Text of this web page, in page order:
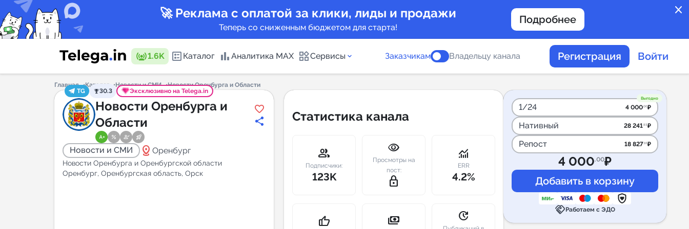
close
🚀 Реклама с оплатой за клики, лиды и продажи
Теперь со сниженным бюджетом для старта!
Подробнее
1.6K Каталог Аналитика MAX Сервисы
Каталог каналов
Горящие предложения
Индекс читаемости каналов в
Telegram
New
сопровождение
Заказчикам Владельцу канала Регистрация Войти
Главная Каталог Новости и СМИ
Новости Оренбурга и Области
TG
30.3 Эксклюзивно на Telega.in
Новости Оренбурга и
Области
Новости и СМИ distance Оренбург
Новости Оренбурга и Оренбургской области
Оренбург, Оренбургская область, Орск
Статистика канала
group
Подписчики:
123K
visibility
Просмотры на
пост:
lock_outline
monitoring
ERR
4.2%
thumb_up payments update
Выгодно
1/24 4 000.00₽
Нативный 28 241.93₽
Репост 18 827.95₽
4 000.00₽
handshakeРаботаем с ЭДО